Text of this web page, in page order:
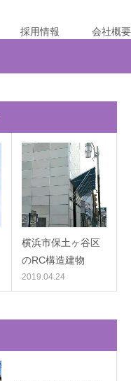
採用情報 会社概要
横浜市保土ヶ谷区
のRC構造建物
2019.04.24